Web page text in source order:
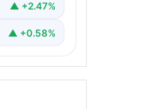
▲ +2.47%
▲ +0.58%